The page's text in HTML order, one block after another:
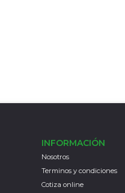
INFORMACIÓN
Nosotros
Terminos y condiciones
Cotiza online